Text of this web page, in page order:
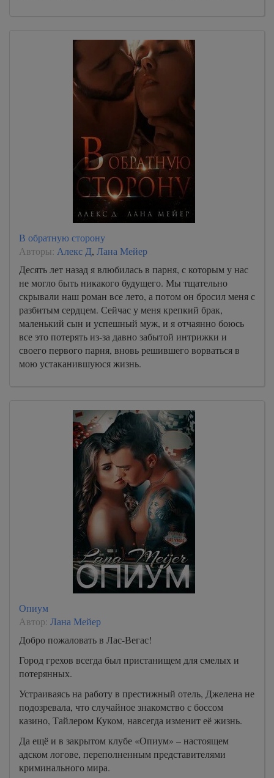
В обратную сторону
Авторы: Алекс Д, Лана Мейер
Десять лет назад я влюбилась в парня, с которым у нас
не могло быть никакого будущего. Мы тщательно
скрывали наш роман все лето, а потом он бросил меня с
разбитым сердцем. Сейчас у меня крепкий брак,
маленький сын и успешный муж, и я отчаянно боюсь
все это потерять из-за давно забытой интрижки и
своего первого парня, вновь решившего ворваться в
мою устаканившуюся жизнь.
Опиум
Автор: Лана Мейер
Добро пожаловать в Лас-Вегас!
Город грехов всегда был пристанищем для смелых и
потерянных.
Устраиваясь на работу в престижный отель, Джелена не
подозревала, что случайное знакомство с боссом
казино, Тайлером Куком, навсегда изменит её жизнь.
Да ещё и в закрытом клубе «Опиум» – настоящем
адском логове, переполненным представителями
криминального мира.